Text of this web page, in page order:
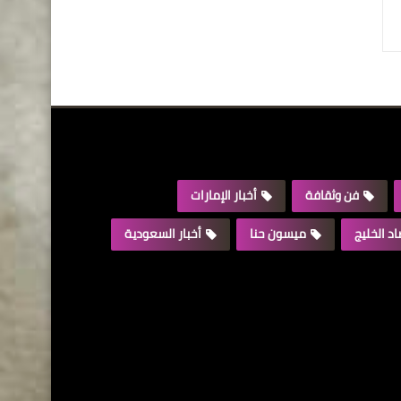
فن وثقافة
أخبار الإمارات
الخليج
ميسون حنا أخبار السعودية